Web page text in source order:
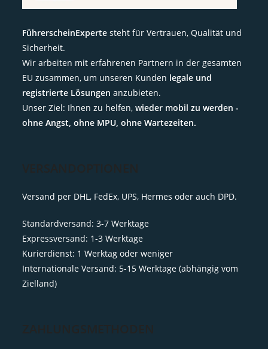
FührerscheinExperte steht für Vertrauen, Qualität und
Sicherheit.
Wir arbeiten mit erfahrenen Partnern in der gesamten
EU zusammen, um unseren Kunden legale und
registrierte Lösungen anzubieten.
Unser Ziel: Ihnen zu helfen,wieder mobil zu werden -
ohne Angst, ohne MPU, ohne Wartezeiten.
Versand per DHL, FedEx, UPS, Hermes oder auch DPD.
Standardversand: 3-7 Werktage
Expressversand: 1-3 Werktage
Kurierdienst: 1 Werktag oder weniger
Internationale Versand: 5-15 Werktage (abhängig vom
Zielland)